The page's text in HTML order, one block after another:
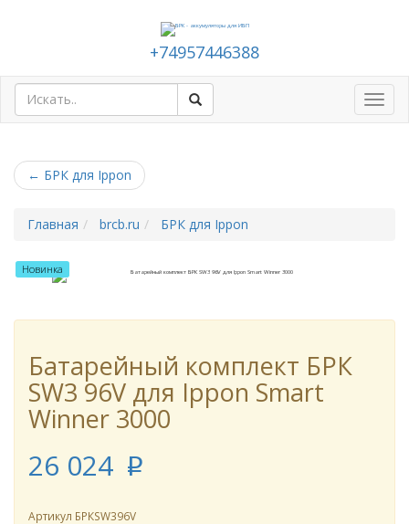
+74957446388
← БРК для Ippon
Главная brcb.ru БРК для Ippon
Новинка
Батарейный комплект БРК
SW3 96V для Ippon Smart
Winner 3000
26 024 p
Артикул БРКSW396V